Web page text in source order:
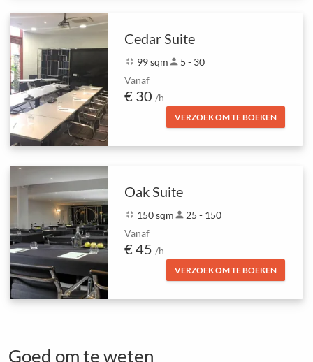
Cedar Suite
fullscreen_exit 99 sqmperson 5 - 30
Vanaf
€ 30 /h
VERZOEK OM TE BOEKEN
Oak Suite
fullscreen_exit 150 sqmperson 25 - 150
Vanaf
€ 45 /h
VERZOEK OM TE BOEKEN
Goed om te weten